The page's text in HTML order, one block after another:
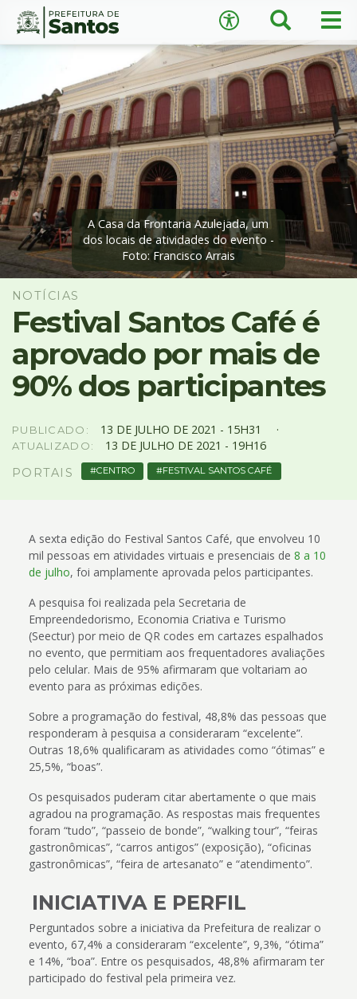
Ir
conteúdo
1
Ir
para
o
menu
2
Ir
para
busca
3
para
rodapé
Acessibilidade
Busca
Acessibilidade ×
A− A+
↺ Restaurar padrão
Conteúdo
A Casa da Frontaria Azulejada, um
dos locais de atividades do evento -
Foto: Francisco Arrais
NOTÍCIAS
Festival Santos Café é
aprovado por mais de
90% dos participantes
PUBLICADO: 13 DE JULHO DE 2021 - 15H31
ATUALIZADO: 13 DE JULHO DE 2021 - 19H16
PORTAIS CENTRO FESTIVAL SANTOS CAFÉ
A sexta edição do Festival Santos Café, que envolveu 10
mil pessoas em atividades virtuais e presenciais de 8 a 10
de julho, foi amplamente aprovada pelos participantes.
A pesquisa foi realizada pela Secretaria de
Empreendedorismo, Economia Criativa e Turismo
(Seectur) por meio de QR codes em cartazes espalhados
no evento, que permitiam aos frequentadores avaliações
pelo celular. Mais de 95% afirmaram que voltariam ao
evento para as próximas edições.
Sobre a programação do festival, 48,8% das pessoas que
responderam à pesquisa a consideraram “excelente”.
Outras 18,6% qualificaram as atividades como “ótimas” e
25,5%, “boas”.
Os pesquisados puderam citar abertamente o que mais
agradou na programação. As respostas mais frequentes
foram “tudo”, “passeio de bonde”, “walking tour”, “feiras
gastronômicas”, “carros antigos” (exposição), “oficinas
gastronômicas”, “feira de artesanato” e “atendimento”.
INICIATIVA E PERFIL
Perguntados sobre a iniciativa da Prefeitura de realizar o
evento, 67,4% a consideraram “excelente”, 9,3%, “ótima”
e 14%, “boa”. Entre os pesquisados, 48,8% afirmaram ter
participado do festival pela primeira vez.